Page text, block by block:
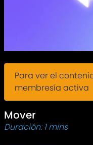
Para ver el
membresía activa
Mover
Duración: 1 mins